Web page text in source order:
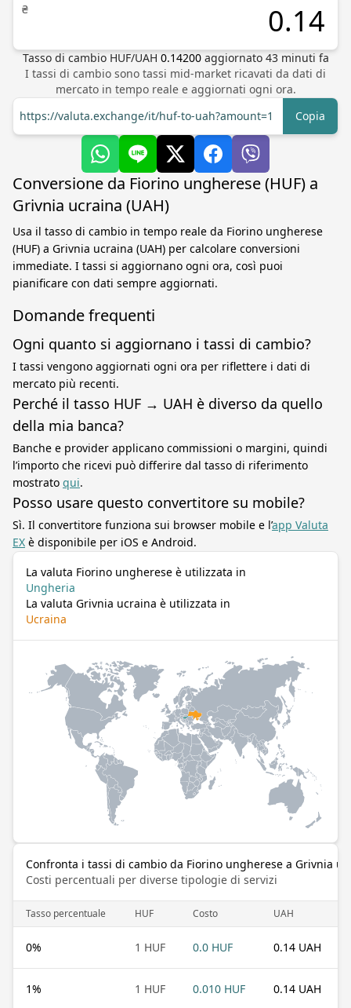
₴
Tasso di cambio HUF/UAH 0.14200 aggiornato 43minuti fa
I tassi di cambio sono tassi mid-market ricavati da dati di
mercato in tempo reale e aggiornati ogni ora.
https://valuta.exchange/it/huf-to-uah?amount=1
Copia
Conversione da Fiorino ungherese (HUF) a
Grivnia ucraina (UAH)
Usa il tasso di cambio in tempo reale da Fiorino ungherese
(HUF) a Grivnia ucraina (UAH) per calcolare conversioni
immediate. I tassi si aggiornano ogni ora, così puoi
pianificare con dati sempre aggiornati.
Domande frequenti
Ogni quanto si aggiornano i tassi di cambio?
I tassi vengono aggiornati ogni ora per riflettere i dati di
mercato più recenti.
Perché il tasso HUF → UAH è diverso da quello
della mia banca?
Banche e provider applicano commissioni o margini, quindi
l’importo che ricevi può differire dal tasso di riferimento
mostrato qui.
Posso usare questo convertitore su mobile?
Sì. Il convertitore funziona sui browser mobile e l’app Valuta
EX è disponibile per iOS e Android.
La valuta Fiorino ungherese è utilizzata in
Ungheria
La valuta Grivnia ucraina è utilizzata in
Ucraina
Confronta i tassi di cambio da Fiorino ungherese a Grivnia
Costi percentuali per diverse tipologie di servizi
Tasso percentuale HUF Costo UAH
0% 1 HUF 0.0 HUF 0.14 UAH
1% 1 HUF 0.010 HUF 0.14 UAH